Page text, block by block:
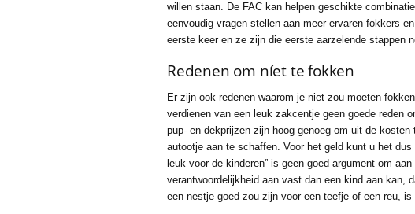
willen staan. De FAC kan helpen geschikte
eenvoudig vragen stellen aan meer ervaren fokkers
eerste keer en ze zijn die eerste aarzelende stappen
Redenen om níet te fokken
Er zijn ook redenen waarom je niet zou moeten
verdienen van een leuk zakcentje geen goede reden
pup- en dekprijzen zijn hoog genoeg om uit de
autootje aan te schaffen. Voor het geld kunt u het
leuk voor de kinderen” is geen goed argument om
verantwoordelijkheid aan vast dan een kind aan kan,
een nestje goed zou zijn voor een teefje of een reu,